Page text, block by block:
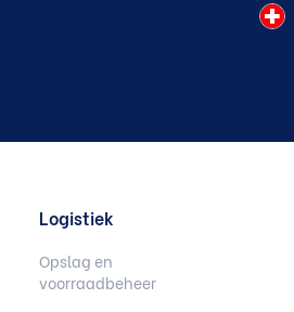
Logistiek
Opslag en
voorraadbeheer